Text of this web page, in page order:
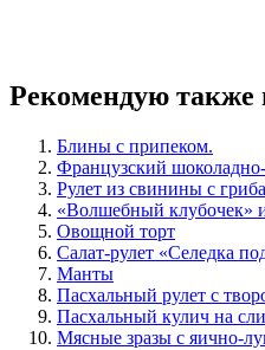
Рекомендую также
Блины с припеком.
Французский
Рулет из свинины с
«Волшебный клубочек»
Овощной торт
Салат-рулет «Селедка
Манты
Пасхальный рулет с
Пасхальный кулич на
Мясные зразы с яично-